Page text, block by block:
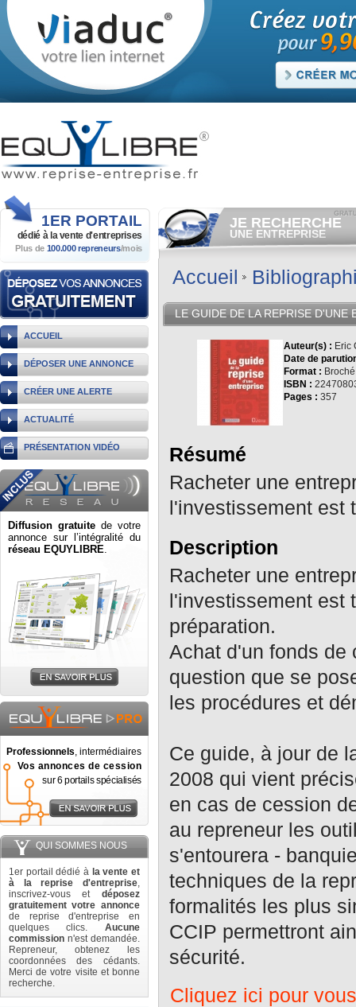
1ER PORTAIL
dédié à la vente d'entreprises
Plus de 100.000 repreneurs/mois
ACCUEIL
DÉPOSER UNE ANNONCE
CRÉER UNE ALERTE
ACTUALITÉ
PRÉSENTATION VIDÉO
Diffusion gratuite de votre
annonce sur l’intégralité du
réseau EQUYLIBRE.
Professionnels, intermédiaires
Vos annonces de cession
sur 6 portails spécialisés
QUI SOMMES NOUS
1er portail dédié à la vente et
à la reprise d'entreprise,
inscrivez-vous et déposez
gratuitement votre annonce
de reprise d'entreprise en
quelques clics. Aucune
commission n'est demandée.
Repreneur, obtenez les
coordonnées des cédants.
Merci de votre visite et bonne
recherche.
JE RECHERCHE
UNE ENTREPRISE
Consulter gratuitementles
vendre.
Et/ou déposergratuitement
votre recherche d'entreprise.
RECHERCHER UNE
ANNONCE
Accueil
LE GUIDE DE LA REPRISE D'UNE
Auteur(s) : Eric
Date de
Format : Broché
ISBN :
Pages : 357
Résumé
Racheter une
l'investissement est
Description
Racheter une
l'investissement est
préparation.
Achat d'un fonds de
question que se
les procédures et
Ce guide, à jour de
2008 qui vient
en cas de cession
au repreneur les
s'entourera -
techniques de la
formalités les plus
CCIP permettront
sécurité.
Cliquez ici pour